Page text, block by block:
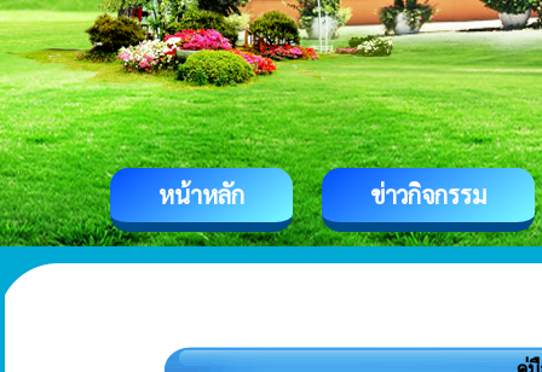
หน้าหลัก ข่าวกิจกรรม